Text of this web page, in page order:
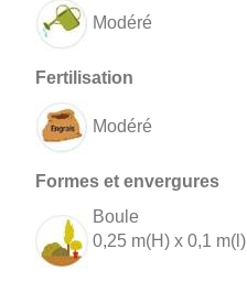
Modéré
Modéré
Boule
0,25 m(H) x 0,1 m(l)